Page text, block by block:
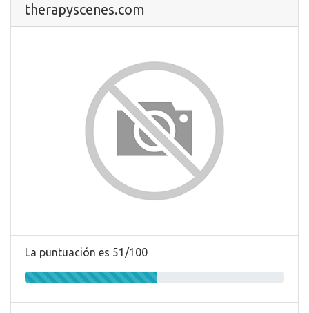
therapyscenes.com
La puntuación es 51/100